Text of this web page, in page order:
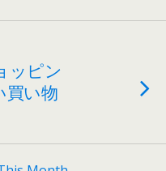
ッピン
買い物